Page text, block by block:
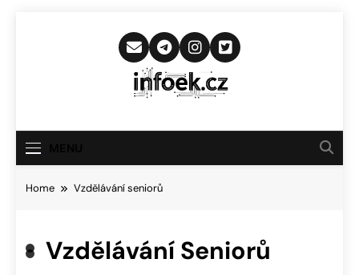
Infoek.cz
Novinkám
Home Vzdělávání seniorů
Vzdělávání Seniorů